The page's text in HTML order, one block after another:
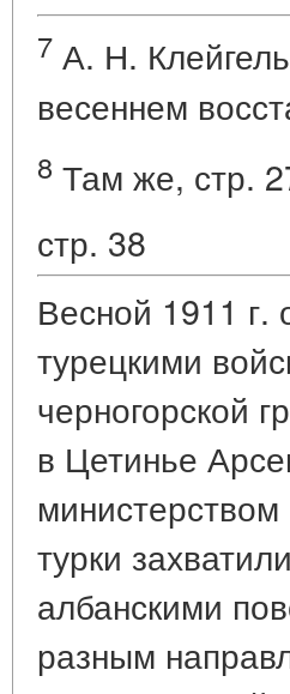
7 А. Н.
весеннем
8 Там же, стр.
стр. 38
Весной 1911
турецкими
черногорской
в Цетинье
турки
албанскими
разным